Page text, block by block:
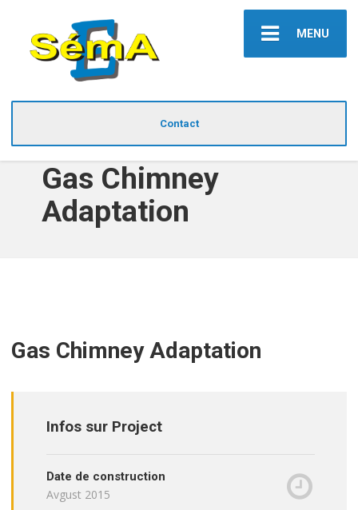
MENU
Contact
Gas Chimney
Adaptation
Gas Chimney Adaptation
Infos sur Project
Date de construction
Avgust 2015